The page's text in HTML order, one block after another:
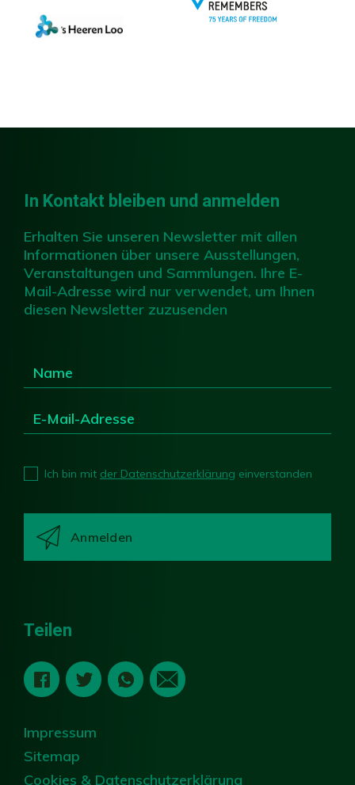
Teilen
Impressum
Sitemap
Cookies & Datenschutzerklärung
In Kontakt bleiben und anmelden
Erhalten Sie unseren Newsletter mit allen
Informationen über unsere Ausstellungen,
Veranstaltungen und Sammlungen. Ihre E-
Mail-Adresse wird nur verwendet, um Ihnen
diesen Newsletter zuzusenden
Ich bin mit der Datenschutzerklärung einverstanden